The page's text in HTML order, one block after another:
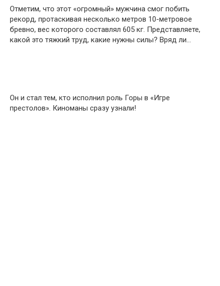
Отметим, что этот «огромный» мужчина смог побить
рекорд, протаскивая несколько метров 10-метровое
бревно, вес которого составлял 605 кг. Представляете,
какой это тяжкий труд, какие нужны силы? Вряд ли…
Он и стал тем, кто исполнил роль Горы в «Игре
престолов». Киноманы сразу узнали!